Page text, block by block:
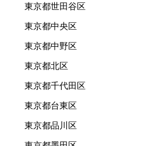
東京都世田谷区
東京都中央区
東京都中野区
東京都北区
東京都千代田区
東京都台東区
東京都品川区